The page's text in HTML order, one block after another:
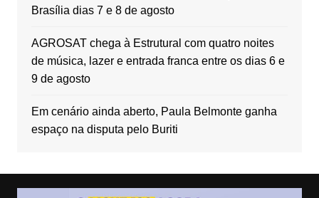
Brasília dias 7 e 8 de agosto
AGROSAT chega à Estrutural com quatro noites
de música, lazer e entrada franca entre os dias 6 e
9 de agosto
Em cenário ainda aberto, Paula Belmonte ganha
espaço na disputa pelo Buriti